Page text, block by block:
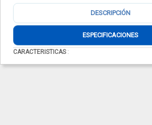
DESCRIPCIÓN
ESPECIFICACIONES
CARACTERISTICAS: